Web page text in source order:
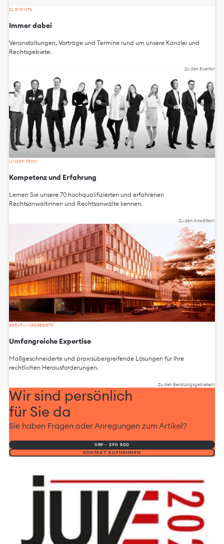
ZL EVENTS
Immer dabei
Veranstaltungen, Vorträge und Termine rund um unsere Kanzlei und
Rechtsgebiete.
Zu den Events
UNSER TEAM
Kompetenz und Erfahrung
Lernen Sie unsere 70 hochqualifizierten und erfahrenen
Rechtsanwältinnen und Rechtsanwälte kennen.
Zu den Anwälten
BERATUNGSGEBIETE
Umfangreiche Expertise
Maßgeschneiderte und praxisübergreifende Lösungen für Ihre
rechtlichen Herausforderungen.
Zu den Beratungsgebieten
Wir sind persönlich
für Sie da
Sie haben Fragen oder Anregungen zum Artikel?
089 - 290 500
KONTAKT AUFNEHMEN